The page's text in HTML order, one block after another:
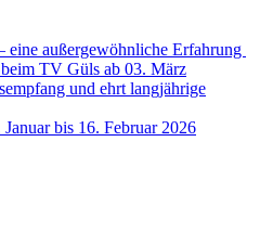
eine außergewöhnliche Erfahrung
TV Güls ab 03. März
und ehrt langjährige
bis 16. Februar 2026